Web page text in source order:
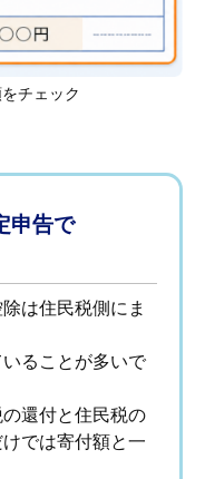
チェック
申告で
は住民税側にま
ることが多いで
還付と住民税の
では寄付額と一